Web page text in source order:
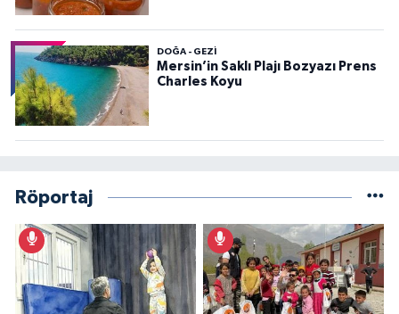
DOĞA - GEZI
Mersin’in Saklı Plajı Bozyazı Prens
Charles Koyu
Röportaj